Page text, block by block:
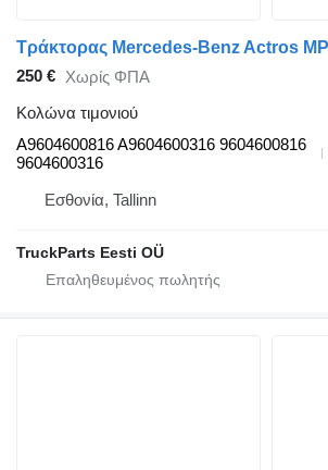
250 € Χωρίς ΦΠΑ
Κολώνα τιμονιού
A9604600816 A9604600316 9604600816
9604600316
Εσθονία, Tallinn
TruckParts Eesti OÜ